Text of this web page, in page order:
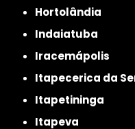
Hortolândia
Indaiatuba
Iracemápolis
Itapecerica da
Itapetininga
Itapeva